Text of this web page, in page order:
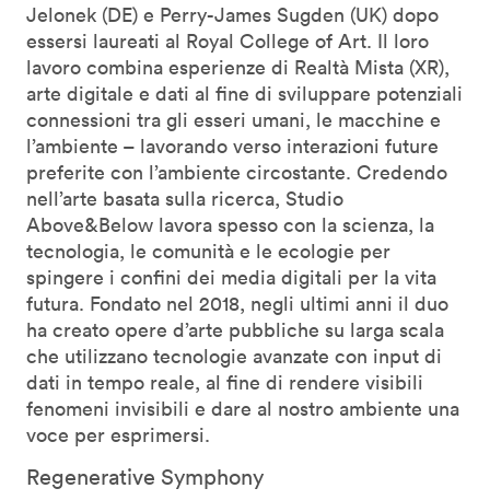
Jelonek (DE) e Perry-James Sugden (UK) dopo
essersi laureati al Royal College of Art. Il loro
lavoro combina esperienze di Realtà Mista (XR),
arte digitale e dati al fine di sviluppare potenziali
connessioni tra gli esseri umani, le macchine e
l’ambiente – lavorando verso interazioni future
preferite con l’ambiente circostante. Credendo
nell’arte basata sulla ricerca, Studio
Above&Below lavora spesso con la scienza, la
tecnologia, le comunità e le ecologie per
spingere i confini dei media digitali per la vita
futura. Fondato nel 2018, negli ultimi anni il duo
ha creato opere d’arte pubbliche su larga scala
che utilizzano tecnologie avanzate con input di
dati in tempo reale, al fine di rendere visibili
fenomeni invisibili e dare al nostro ambiente una
voce per esprimersi.
Regenerative Symphony